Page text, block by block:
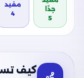
جدًا
5
مفيد
4
كيف